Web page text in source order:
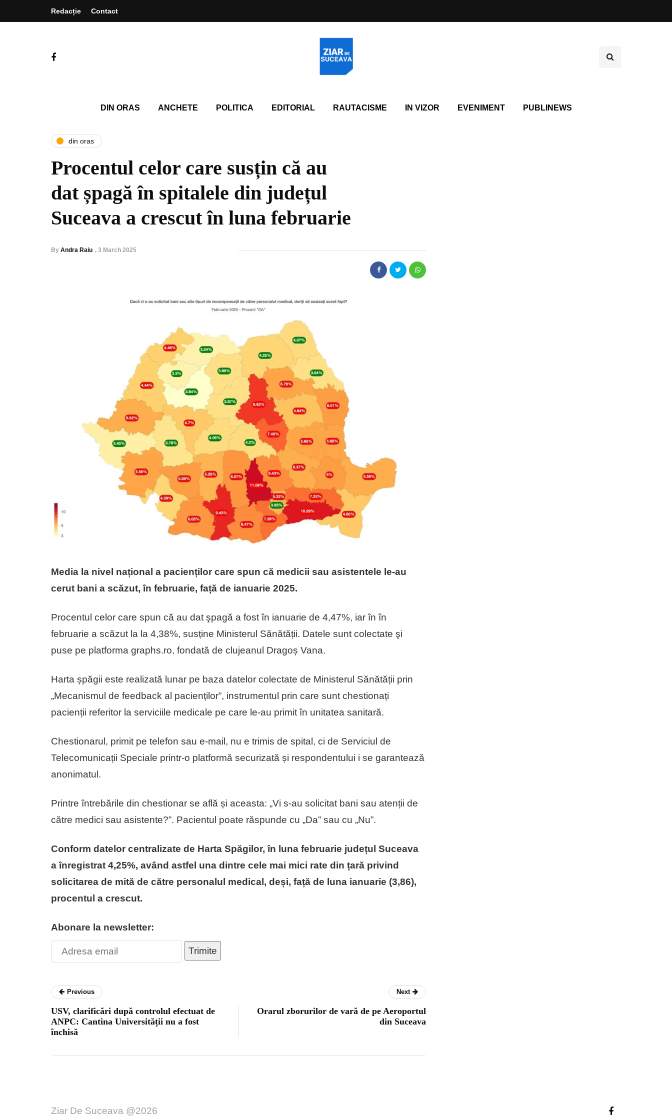
Redacție Contact
DIN ORAS ANCHETE POLITICA EDITORIAL RAUTACISME IN VIZOR EVENIMENT PUBLINEWS
din oras
Procentul celor care susțin că au
dat șpagă în spitalele din județul
Suceava a crescut în luna februarie
By Andra Raiu , 3 March 2025
Media la nivel național a pacienților care spun că medicii sau asistentele le-au
cerut bani a scăzut, în februarie, față de ianuarie 2025.
Procentul celor care spun că au dat şpagă a fost în ianuarie de 4,47%, iar în în
februarie a scăzut la la 4,38%, susține Ministerul Sănătății. Datele sunt colectate şi
puse pe platforma graphs.ro, fondată de clujeanul Dragoș Vana.
Harta șpăgii este realizată lunar pe baza datelor colectate de Ministerul Sănătății prin
„Mecanismul de feedback al pacienților”, instrumentul prin care sunt chestionați
pacienții referitor la serviciile medicale pe care le-au primit în unitatea sanitară.
Chestionarul, primit pe telefon sau e-mail, nu e trimis de spital, ci de Serviciul de
Telecomunicații Speciale printr-o platformă securizată și respondentului i se garantează
anonimatul.
Printre întrebările din chestionar se află și aceasta: „Vi s-au solicitat bani sau atenții de
către medici sau asistente?”. Pacientul poate răspunde cu „Da” sau cu „Nu”.
Conform datelor centralizate de Harta Spăgilor, în luna februarie județul Suceava
a înregistrat 4,25%, având astfel una dintre cele mai mici rate din țară privind
solicitarea de mită de către personalul medical, deși, față de luna ianuarie (3,86),
procentul a crescut.
Abonare la newsletter:
Trimite
Previous
USV, clarificări după controlul efectuat de
ANPC: Cantina Universității nu a fost
închisă
Next
Orarul zborurilor de vară de pe Aeroportul
din Suceava
Ziar De Suceava @2026